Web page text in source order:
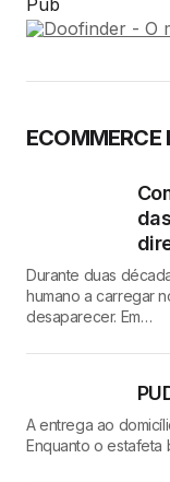
Pub
ECOMMERCE
Durante duas
humano a carregar
desaparecer. Em…
A entrega ao
Enquanto o estafeta